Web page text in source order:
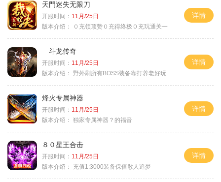
天門迷失无限刀
开服时间： 11月/25日
版本介绍：
０充领顶赞０充得终极０充玩通关一
详情
斗龙传奇
开服时间： 11月/25日
版本介绍：
野外刷所有BOSS装备靠打养老好玩
详情
烽火专属神器
开服时间： 11月/25日
版本介绍： 独家专属神器？的福音
详情
８０星王合击
开服时间： 11月/25日
版本介绍：
充值1:3000装备保值散人追梦
详情